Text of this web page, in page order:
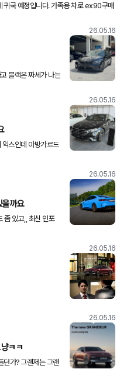
26.05.16
는
26.05.16
26.05.16
을까요
좀 있고,, 최신 인포
26.05.16
26.05.16
ㅋㅋ
던가? 그랜저는 그랜
고 하는거랑 같네..